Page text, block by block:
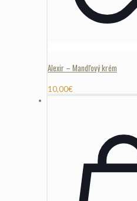
Alexir – Mandľový krém
10,00€